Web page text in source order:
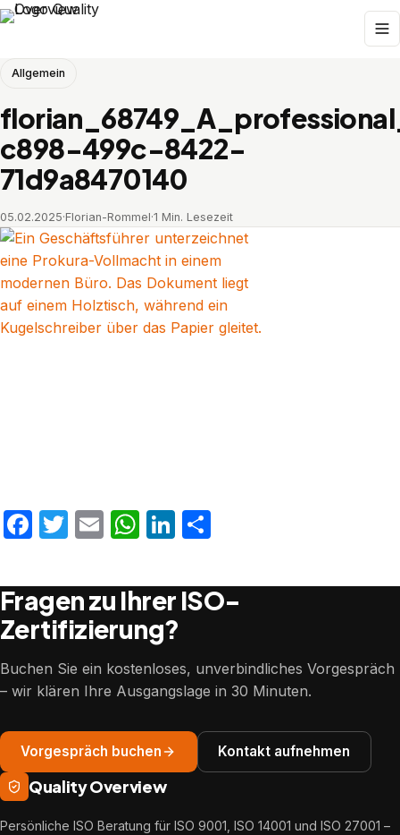
Allgemein
c898-499c-8422-
71d9a8470140
05.02.2025·Florian-Rommel·1 Min. Lesezeit
Facebook
Twitter
EmailWhatsApp
LinkedIn
Fragen zu Ihrer ISO-
Zertifizierung?
Buchen Sie ein kostenloses, unverbindliches Vorgespräch
– wir klären Ihre Ausgangslage in 30 Minuten.
Vorgespräch buchen Kontakt aufnehmen
Quality Overview
Persönliche ISO Beratung für ISO 9001, ISO 14001 und ISO 27001 –